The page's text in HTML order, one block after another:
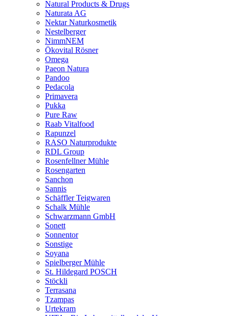
Natural Products & Drugs
Naturata AG
Nektar Naturkosmetik
Nestelberger
NimmNEM
Ökovital Rösner
Omega
Paeon Natura
Pandoo
Pedacola
Primavera
Pukka
Pure Raw
Raab Vitalfood
Rapunzel
RASO Naturprodukte
RDL Group
Rosenfellner Mühle
Rosengarten
Sanchon
Sannis
Schäffler Teigwaren
Schalk Mühle
Schwarzmann GmbH
Sonett
Sonnentor
Sonstige
Soyana
Spielberger Mühle
St. Hildegard POSCH
Stöckli
Terrasana
Tzampas
Urtekram